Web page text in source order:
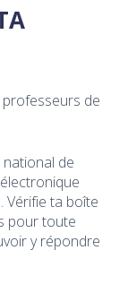
de
de
Vérifie ta boîte
pour toute
y répondre